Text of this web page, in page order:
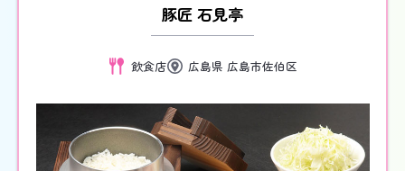
豚匠 石見亭
飲食店 広島県 広島市佐伯区